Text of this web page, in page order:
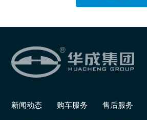
新闻动态 购车服务 售后服务